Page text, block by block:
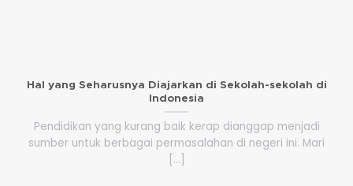
Hal yang Seharusnya Diajarkan di Sekolah-sekolah di
Indonesia
Pendidikan yang kurang baik kerap dianggap menjadi
sumber untuk berbagai permasalahan di negeri ini. Mari
[...]